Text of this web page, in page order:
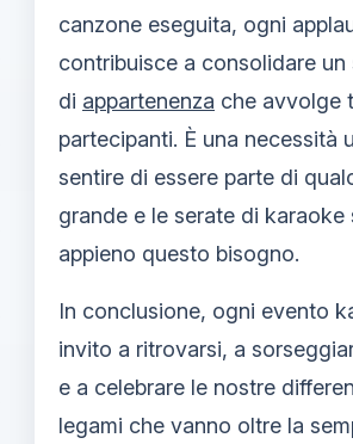
canzone eseguita, ogni
contribuisce a consolidare un
di appartenenza che avvolge
partecipanti. È una necessità
sentire di essere parte di
grande e le serate di karaoke
appieno questo bisogno.
In conclusione, ogni evento
invito a ritrovarsi, a
e a celebrare le nostre
legami che vanno oltre la